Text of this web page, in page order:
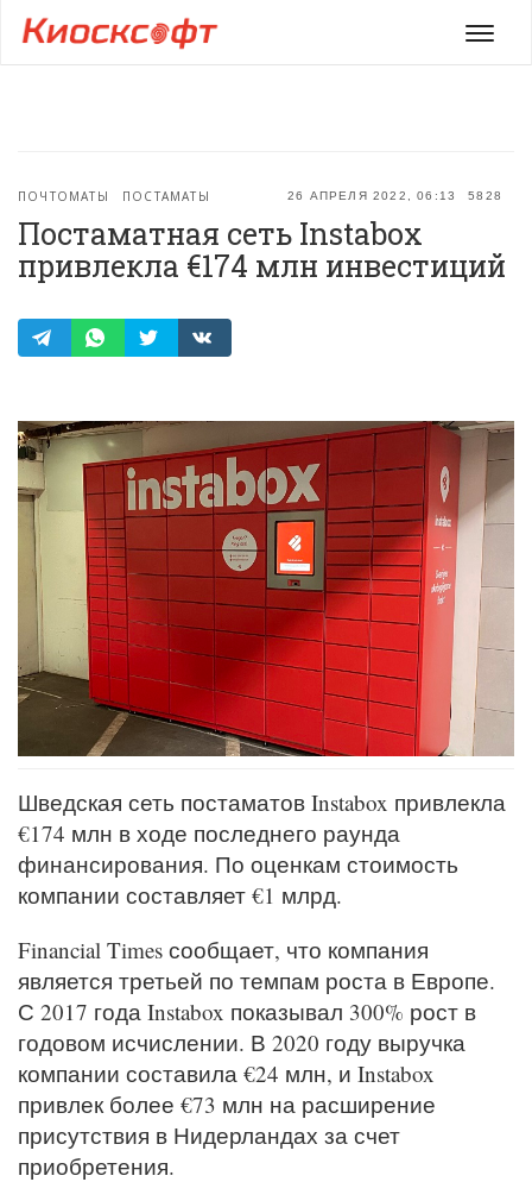
Меню
26 АПРЕЛЯ 2022, 06:13 5828
ПОЧТОМАТЫ ПОСТАМАТЫ
Постаматная сеть Instabox
привлекла €174 млн инвестиций
Шведская сеть постаматов Instabox привлекла
€174 млн в ходе последнего раунда
финансирования. По оценкам стоимость
компании составляет €1 млрд.
Financial Times сообщает, что компания
является третьей по темпам роста в Европе.
С 2017 года Instabox показывал 300% рост в
годовом исчислении. В 2020 году выручка
компании составила €24 млн, и Instabox
привлек более €73 млн на расширение
присутствия в Нидерландах за счет
приобретения.